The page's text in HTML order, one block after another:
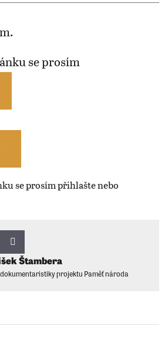
se prosím
Štambera
projektu Paměť národa